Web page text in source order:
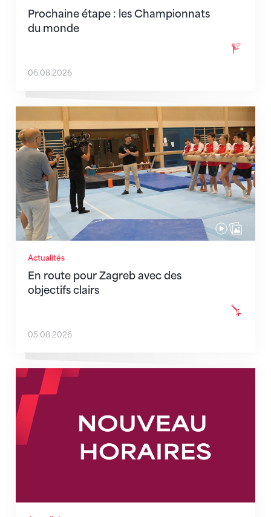
Prochaine étape : les Championnats
du monde
06.08.2026
Actualités
En route pour Zagreb avec des
objectifs clairs
En route pour Zagreb avec des objectifs clairs
05.08.2026
Nouveaux horaires du secrétariat dès le 1er août